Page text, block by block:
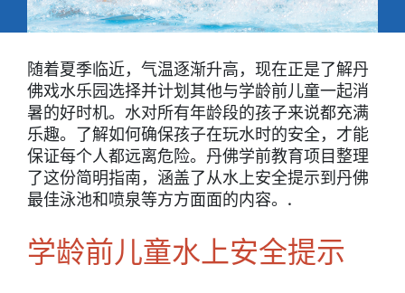
随着夏季临近，气温逐渐升高，现在正是了解丹
佛戏水乐园选择并计划其他与学龄前儿童一起消
暑的好时机。水对所有年龄段的孩子来说都充满
乐趣。了解如何确保孩子在玩水时的安全，才能
保证每个人都远离危险。丹佛学前教育项目整理
了这份简明指南，涵盖了从水上安全提示到丹佛
最佳泳池和喷泉等方方面面的内容。.
学龄前儿童水上安全提示